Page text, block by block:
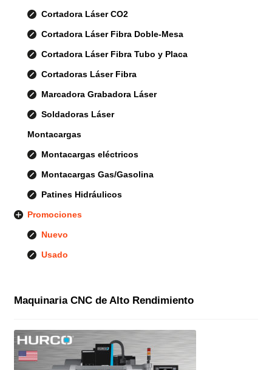
Cortadora Láser CO2
Cortadora Láser Fibra Doble-Mesa
Cortadora Láser Fibra Tubo y Placa
Cortadoras Láser Fibra
Marcadora Grabadora Láser
Soldadoras Láser
Montacargas
Montacargas eléctricos
Montacargas Gas/Gasolina
Patines Hidráulicos
Promociones
Nuevo
Usado
Maquinaria CNC de Alto Rendimiento